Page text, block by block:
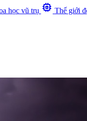
học vũ trụ memory Thế giới